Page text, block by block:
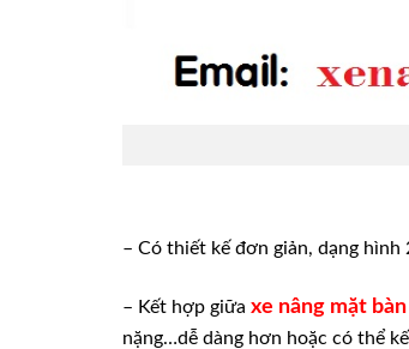
– Có thiết kế đơn giản, dạng hình
– Kết hợp giữa xe nâng mặt bàn
nặng…dễ dàng hơn hoặc có thể